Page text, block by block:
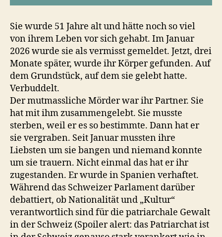
Sie wurde 51 Jahre alt und hätte noch so viel
von ihrem Leben vor sich gehabt. Im Januar
2026 wurde sie als vermisst gemeldet. Jetzt, drei
Monate später, wurde ihr Körper gefunden. Auf
dem Grundstück, auf dem sie gelebt hatte.
Verbuddelt.
Der mutmassliche Mörder war ihr Partner. Sie
hat mit ihm zusammengelebt. Sie musste
sterben, weil er es so bestimmte. Dann hat er
sie vergraben. Seit Januar mussten ihre
Liebsten um sie bangen und niemand konnte
um sie trauern. Nicht einmal das hat er ihr
zugestanden. Er wurde in Spanien verhaftet.
Während das Schweizer Parlament darüber
debattiert, ob Nationalität und „Kultur“
verantwortlich sind für die patriarchale Gewalt
in der Schweiz (Spoiler alert: das Patriarchat ist